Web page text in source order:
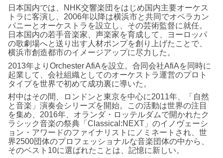
日本国内では、NHK交響楽団をはじめ国内主要オーケス
トラに客演し、2006年以降は横浜市と共同でオペラカン
パニーとオーケストラを設立し、その芸術監督に就任。
日本国内の若手音楽家、声楽家を育成して、ヨーロッパ
の歌劇場へと送り出す人材ポンプを創り上げたことで、
横浜市創造都市のイメージアップに尽力した。
2013年よりOrchester AfiAを設立。合同会社AfiAを同時に
起業して、会社組織としてのオーケストラ運営のプロト
タイプを世界で初めて成功裏に導いた。
村中はその間、ロンドンと東京を中心に2011年、「自然
と音楽」演奏会シリーズを開始。この活動は世界の注目
を集め、2016年、オランダ・ロッテルダムで開かれたク
ラシック音楽の祭典「Classical:NEXT」のイノヴェーシ
ョン・アワードのファイナリストにノミネートされ、世
界2500団体のプロフェッショナルな音楽団体の中から、
そのベスト10に選ばれたことは、記憶に新しい。